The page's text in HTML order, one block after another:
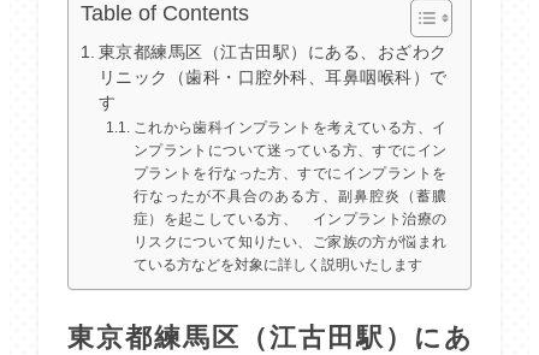
Table of Contents
東京都練馬区（江古田駅）にある、おざわク
リニック（歯科・口腔外科、耳鼻咽喉科）で
す
これから歯科インプラントを考えている方、イ
ンプラントについて迷っている方、すでにイン
プラントを行なった方、すでにインプラントを
行なったが不具合のある方、副鼻腔炎（蓄膿
症）を起こしている方、 インプラント治療の
リスクについて知りたい、ご家族の方が悩まれ
ている方などを対象に詳しく説明いたします
東京都練馬区（江古田駅）にあ